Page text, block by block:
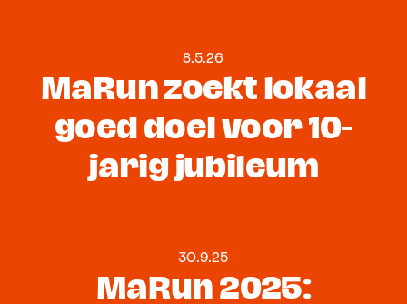
8.5.26
MaRun zoekt lokaal
goed doel voor 10-
jarig jubileum
30.9.25
MaRun 2025: